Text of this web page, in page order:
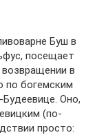
Буш в
посещает
в
по богемским
Оно,
(по-
просто: